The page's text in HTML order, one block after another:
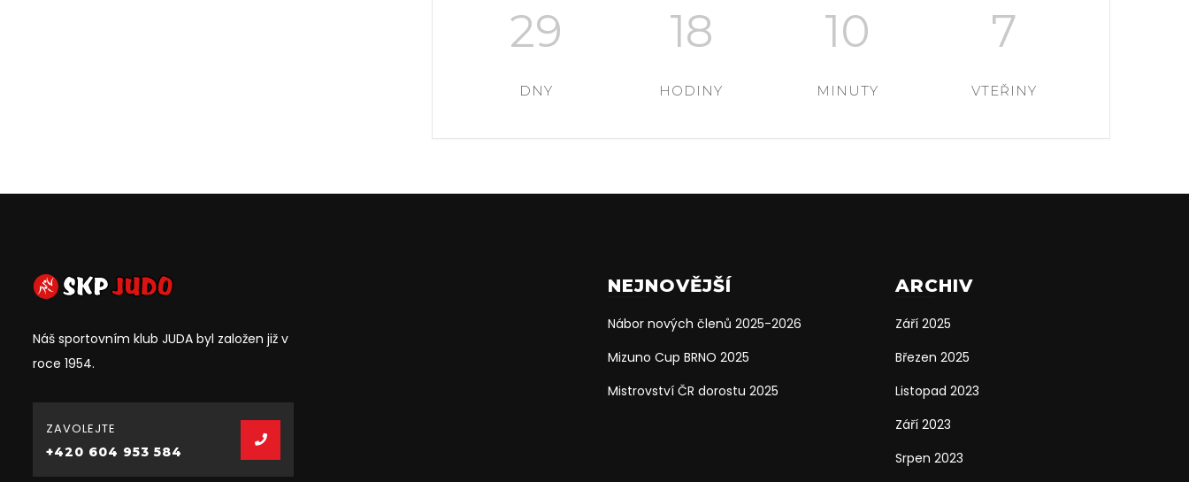
29
DNY
18
HODINY
10
MINUTY
7
VTEŘINY
Náš sportovním klub JUDA byl založen již v
roce 1954.
ZAVOLEJTE
+420 604 953 584
NEJNOVĚJŠÍ
Nábor nových členů 2025-2026
Mizuno Cup BRNO 2025
Mistrovství ČR dorostu 2025
ARCHIV
Září 2025
Březen 2025
Listopad 2023
Září 2023
Srpen 2023